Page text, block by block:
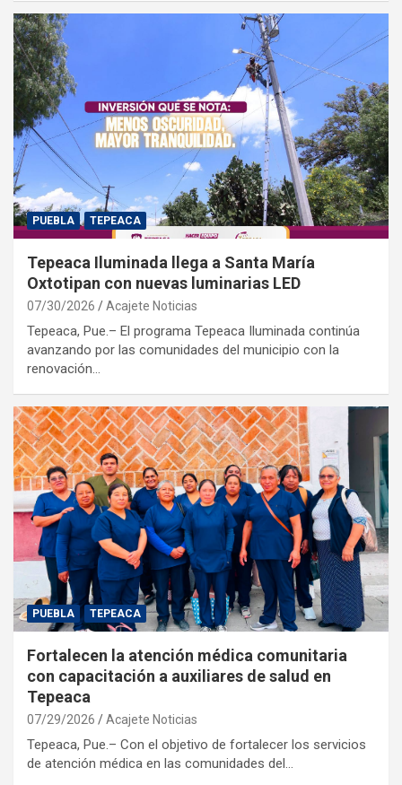
PUEBLA TEPEACA
Tepeaca Iluminada llega a Santa María
Oxtotipan con nuevas luminarias LED
07/30/2026 Acajete Noticias
Tepeaca, Pue.– El programa Tepeaca Iluminada continúa
avanzando por las comunidades del municipio con la
renovación…
PUEBLA TEPEACA
Fortalecen la atención médica comunitaria
con capacitación a auxiliares de salud en
Tepeaca
07/29/2026 Acajete Noticias
Tepeaca, Pue.– Con el objetivo de fortalecer los servicios
de atención médica en las comunidades del…